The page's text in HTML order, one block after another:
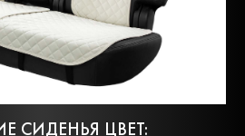
СИДЕНЬЯ ЦВЕТ: